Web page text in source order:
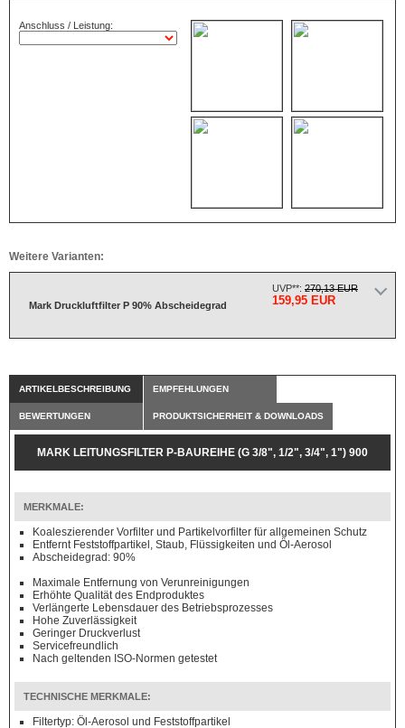
Anschluss / Leistung:
Weitere Varianten:
Mark Druckluftfilter P 90% Abscheidegrad
UVP**: 270,13 EUR
159,95 EUR
ARTIKELBESCHREIBUNG EMPFEHLUNGEN
BEWERTUNGEN PRODUKTSICHERHEIT & DOWNLOADS
MARK LEITUNGSFILTER P-BAUREIHE (G 3/8", 1/2", 3/4", 1") 900
MERKMALE:
Koaleszierender Vorfilter und Partikelvorfilter für allgemeinen Schutz
Entfernt Feststoffpartikel, Staub, Flüssigkeiten und Öl-Aerosol
Abscheidegrad: 90%
Maximale Entfernung von Verunreinigungen
Erhöhte Qualität des Endproduktes
Verlängerte Lebensdauer des Betriebsprozesses
Hohe Zuverlässigkeit
Geringer Druckverlust
Servicefreundlich
Nach geltenden ISO-Normen getestet
TECHNISCHE MERKMALE:
Filtertyp: Öl-Aerosol und Feststoffpartikel